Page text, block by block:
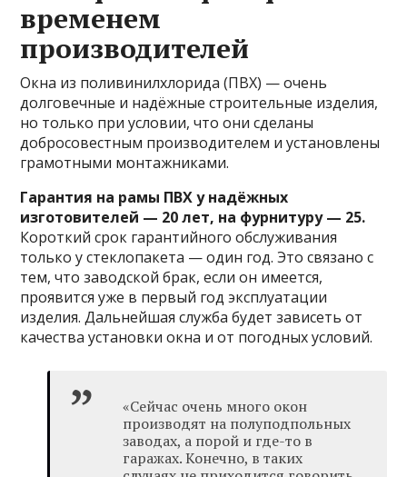
временем
производителей
Окна из поливинилхлорида (ПВХ) — очень
долговечные и надёжные строительные изделия,
но только при условии, что они сделаны
добросовестным производителем и установлены
грамотными монтажниками.
Гарантия на рамы ПВХ у надёжных
изготовителей — 20 лет, на фурнитуру — 25.
Короткий срок гарантийного обслуживания
только у стеклопакета — один год. Это связано с
тем, что заводской брак, если он имеется,
проявится уже в первый год эксплуатации
изделия. Дальнейшая служба будет зависеть от
качества установки окна и от погодных условий.
«Сейчас очень много окон
производят на полуподпольных
заводах, а порой и где-то в
гаражах. Конечно, в таких